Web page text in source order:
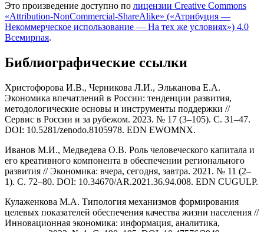
Это произведение доступно по лицензии Creative Commons
«Attribution-NonCommercial-ShareAlike» («Атрибуция —
Некоммерческое использование — На тех же условиях») 4.0
Всемирная.
Библиографические ссылки
Христофорова И.В., Черникова Л.И., Эльканова Е.А.
Экономика впечатлений в России: тенденции развития,
методологические основы и инструменты поддержки //
Сервис в России и за рубежом. 2023. № 17 (3–105). С. 31–47.
DOI: 10.5281/zenodo.8105978. EDN EWOMNX.
Иванов М.И., Медведева О.В. Роль человеческого капитала и
его креативного компонента в обеспечении регионального
развития // Экономика: вчера, сегодня, завтра. 2021. № 11 (2–
1). С. 72–80. DOI: 10.34670/AR.2021.36.94.008. EDN CUGULP.
Кулаженкова М.А. Типология механизмов формирования
целевых показателей обеспечения качества жизни населения //
Инновационная экономика: информация, аналитика,